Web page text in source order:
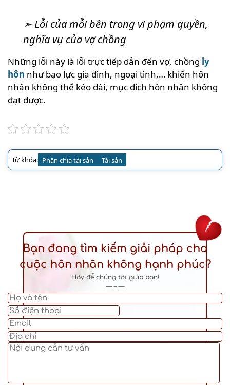
➣ Lỗi của mỗi bên trong vi phạm quyền,
nghĩa vụ của vợ chồng
Những lỗi này là lỗi trực tiếp dẫn đến vợ, chồng ly
hôn như bạo lực gia đình, ngoại tình,… khiến hôn
nhân không thể kéo dài, mục đích hôn nhân không
đạt được.
Từ khóa: Phân chia tài sản Tài sản
Bạn đang tìm kiếm giải pháp cho
cuộc hôn nhân không hạnh phúc?
Hãy để chúng tôi giúp bạn!
— – —